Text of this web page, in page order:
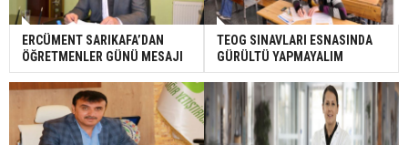
ERCÜMENT SARIKAFA’DAN
ÖĞRETMENLER GÜNÜ MESAJI
TEOG SINAVLARI ESNASINDA
GÜRÜLTÜ YAPMAYALIM